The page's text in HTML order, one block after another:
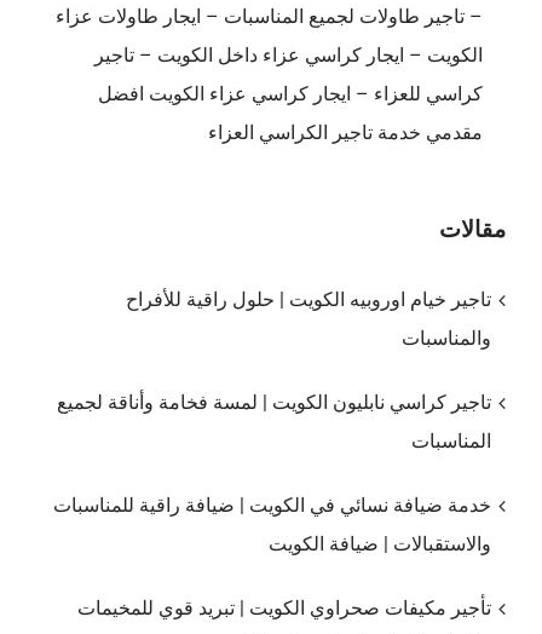
– تاجير طاولات لجميع المناسبات – ايجار طاولات عزاء
الكويت – ايجار كراسي عزاء داخل الكويت – تاجير
كراسي للعزاء – ايجار كراسي عزاء الكويت افضل
مقدمي خدمة تاجير الكراسي العزاء
مقالات
تاجير خيام اوروبيه الكويت | حلول راقية للأفراح
والمناسبات
تاجير كراسي نابليون الكويت | لمسة فخامة وأناقة لجميع
المناسبات
خدمة ضيافة نسائي في الكويت | ضيافة راقية للمناسبات
والاستقبالات | ضيافة الكويت
تأجير مكيفات صحراوي الكويت | تبريد قوي للمخيمات